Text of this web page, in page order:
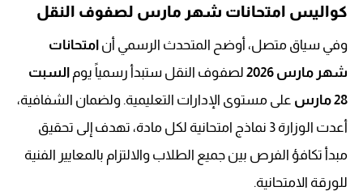
كواليس امتحانات شهر مارس لصفوف النقل
وفي سياق متصل، أوضح المتحدث الرسمي أن امتحانات
شهر مارس 2026
لصفوف النقل ستبدأ رسمياً يوم السبت
28 مارس
على مستوى الإدارات التعليمية. ولضمان الشفافية،
أعدت الوزارة 3 نماذج امتحانية لكل مادة، تهدف إلى تحقيق
مبدأ تكافؤ الفرص بين جميع الطلاب والالتزام بالمعايير الفنية
للورقة الامتحانية.